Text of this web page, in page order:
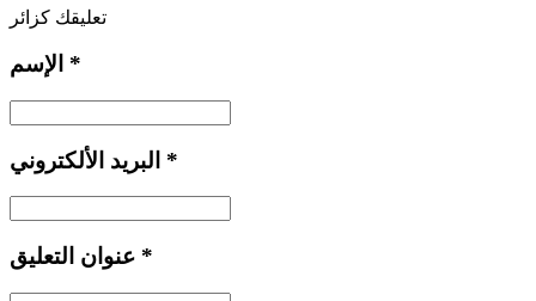
تعليقك كزائر
*
*
*